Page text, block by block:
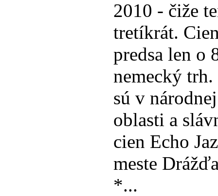
2010 - čiže
tretíkrát.
predsa len o
nemecký
sú v
oblasti a
cien Echo
meste
*...